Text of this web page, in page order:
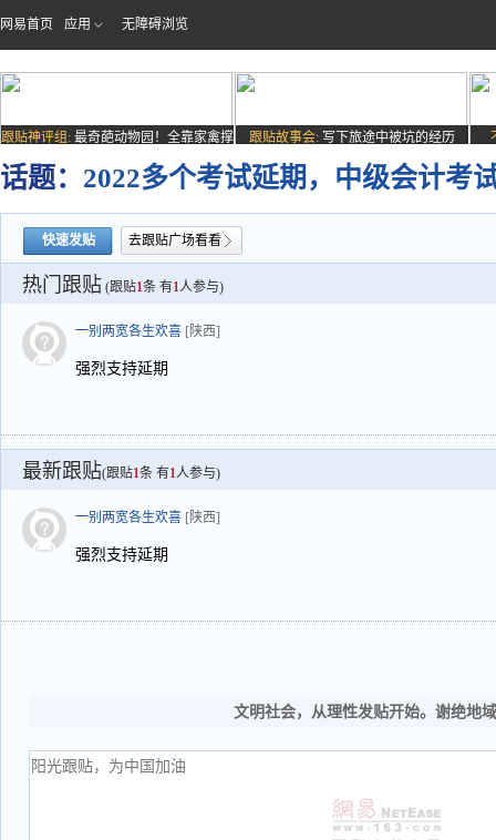
网易首页 应用 无障碍浏览
跟贴神评组: 最奇葩动物园！全靠家禽撑
跟贴故事会: 写下旅途中被坑的经历
话题： 2022多个考试延期，中级会计考
快速发贴 去跟贴广场看看
热门跟贴 (跟贴1条 有1人参与)
一别两宽各生欢喜 [陕西]
强烈支持延期
最新跟贴(跟贴1条 有1人参与)
一别两宽各生欢喜 [陕西]
强烈支持延期
文明社会，从理性发贴开始。谢绝地